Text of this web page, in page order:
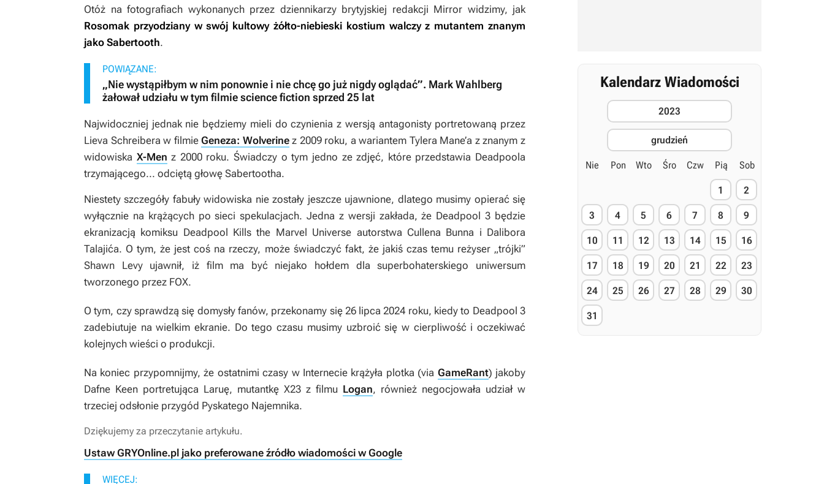
Otóż na fotografiach wykonanych przez dziennikarzy brytyjskiej redakcji Mirror widzimy, jak
Rosomak przyodziany w swój kultowy żółto-niebieski kostium walczy z mutantem znanym
jako Sabertooth.
POWIĄZANE:
„Nie wystąpiłbym w nim ponownie i nie chcę go już nigdy oglądać”. Mark Wahlberg
żałował udziału w tym filmie science fiction sprzed 25 lat
Najwidoczniej jednak nie będziemy mieli do czynienia z wersją antagonisty portretowaną przez
Lieva Schreibera w filmieGeneza: Wolverinez 2009 roku, a wariantem Tylera Mane’a z znanym z
widowiska X-Men z 2000 roku. Świadczy o tym jedno ze zdjęć, które przedstawia Deadpoola
trzymającego... odciętą głowę Sabertootha.
Niestety szczegóły fabuły widowiska nie zostały jeszcze ujawnione, dlatego musimy opierać się
wyłącznie na krążących po sieci spekulacjach. Jedna z wersji zakłada, że Deadpool 3 będzie
ekranizacją komiksu Deadpool Kills the Marvel Universe autorstwa Cullena Bunna i Dalibora
Talajića. O tym, że jest coś na rzeczy, może świadczyć fakt, że jakiś czas temu reżyser „trójki”
Shawn Levy ujawnił, iż film ma być niejako hołdem dla superbohaterskiego uniwersum
tworzonego przez FOX.
O tym, czy sprawdzą się domysły fanów, przekonamy się 26 lipca 2024 roku, kiedy to Deadpool 3
zadebiutuje na wielkim ekranie. Do tego czasu musimy uzbroić się w cierpliwość i oczekiwać
kolejnych wieści o produkcji.
Na koniec przypomnijmy, że ostatnimi czasy w Internecie krążyła plotka (via GameRant) jakoby
Dafne Keen portretująca Laruę, mutantkę X23 z filmu Logan, również negocjowała udział w
trzeciej odsłonie przygód Pyskatego Najemnika.
Dziękujemy za przeczytanie artykułu.
Ustaw GRYOnline.pl jako preferowane źródło wiadomości w Google
WIĘCEJ:
Kalendarz Wiadomości
2023
grudzień
Nie Pon Wto Śro Czw Pią Sob
1 2
3 4 5 6 7 8 9
10 11 12 13 14 15 16
17 18 19 20 21 22 23
24 25 26 27 28 29 30
31